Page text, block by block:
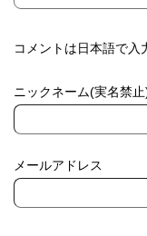
コメントは日本語で入
ニックネーム(実名禁止
メールアドレス